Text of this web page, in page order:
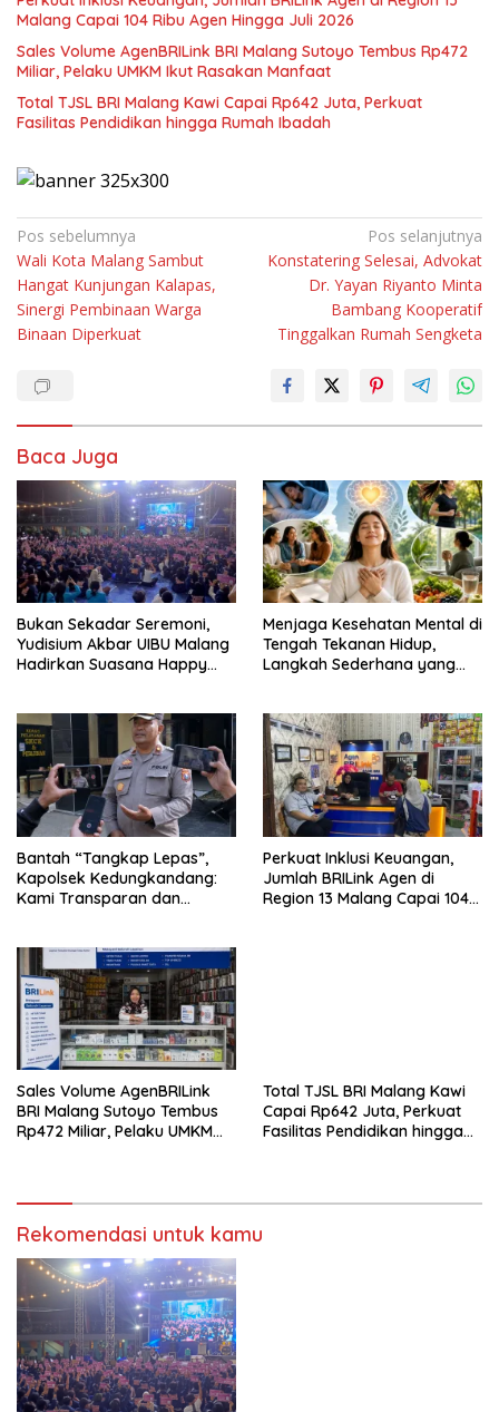
Malang Capai 104 Ribu Agen Hingga Juli 2026
Sales Volume AgenBRILink BRI Malang Sutoyo Tembus Rp472
Miliar, Pelaku UMKM Ikut Rasakan Manfaat
Total TJSL BRI Malang Kawi Capai Rp642 Juta, Perkuat
Fasilitas Pendidikan hingga Rumah Ibadah
Navigasi
pos
Pos sebelumnya
Wali Kota Malang Sambut
Hangat Kunjungan Kalapas,
Sinergi Pembinaan Warga
Binaan Diperkuat
Pos selanjutnya
Konstatering Selesai, Advokat
Dr. Yayan Riyanto Minta
Bambang Kooperatif
Tinggalkan Rumah Sengketa
Baca Juga
Bukan Sekadar Seremoni,
Yudisium Akbar UIBU Malang
Hadirkan Suasana Happy
Menjaga Kesehatan Mental di
Tengah Tekanan Hidup,
Langkah Sederhana yang
Bantah “Tangkap Lepas”,
Kapolsek Kedungkandang:
Kami Transparan dan
Perkuat Inklusi Keuangan,
Jumlah BRILink Agen di
Region 13 Malang Capai 104
Sales Volume AgenBRILink
BRI Malang Sutoyo Tembus
Rp472 Miliar, Pelaku UMKM
Total TJSL BRI Malang Kawi
Capai Rp642 Juta, Perkuat
Fasilitas Pendidikan hingga
Rekomendasi untuk kamu